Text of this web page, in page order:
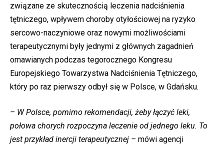
związane ze skutecznością leczenia nadciśnienia
tętniczego, wpływem choroby otyłościowej na ryzyko
sercowo-naczyniowe oraz nowymi możliwościami
terapeutycznymi były jednymi z głównych zagadnień
omawianych podczas tegorocznego Kongresu
Europejskiego Towarzystwa Nadciśnienia Tętniczego,
który po raz pierwszy odbył się w Polsce, w Gdańsku.
– W Polsce, pomimo rekomendacji, żeby łączyć leki,
połowa chorych rozpoczyna leczenie od jednego leku. To
jest przykład inercji terapeutycznej – mówi agencji